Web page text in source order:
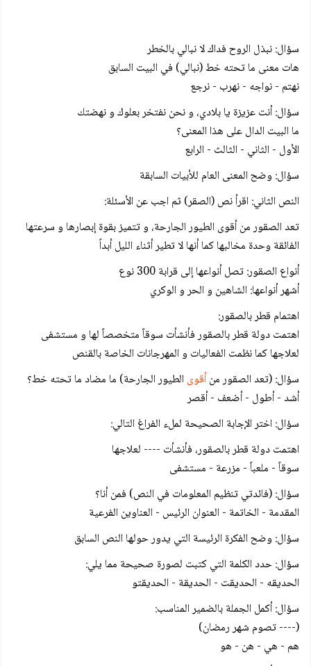
سؤال: نبذل الروح فداك لا نبالي بالخطر
هات معنى ما تحته خط (نبالي) في البيت السابق
نهتم - نواجه - نهرب - نرجع
سؤال: أنت عزيزة يا بلادي، و نحن نفتخر بعلوك و نهضتك
ما البيت الدال على هذا المعنى؟
الأول - الثاني - الثالث - الرابع
سؤال: وضح المعنى العام للأبيات السابقة
النص الثاني: اقرأ نص (الصقر) ثم اجب عن الأسئلة:
تعد الصقور من أقوى الطيور الجارحة، و تتميز بقوة إبصارها و سرعتها
الفائقة وحدة مخالبها كما أنها لا تطير أثناء الليل أبداً
أنواع الصقور: تصل أنواعها إلى قرابة 300 نوع
أشهر أنواعها: الشاهين و الحر و الوكري
اهتمام قطر بالصقور:
اهتمت دولة قطر بالصقور فأنشأت سوقاً متخصصاً لها و مستشفى
لعلاجها كما نظمت الفعاليات و المهرجانات الخاصة بالقنص
سؤال: (تعد الصقور منأقوى الطيور الجارحة) ما مضاد ما تحته خط؟
أشد - أطول - أضعف - أقصر
سؤال: اختر الإجابة الصحيحة لملء الفراغ التالي:
اهتمت دولة قطر بالصقور، فأنشأت ---- لعلاجها
سوقاً - ملعباً - مزرعة - مستشفى
سؤال: (فائدتي تنظيم المعلومات في النص) فمن أنا؟
المقدمة - الخاتمة - العنوان الرئيس - العناوين الفرعية
سؤال: وضح الفكرة الرئيسة التي يدور حولها النص السابق
سؤال: حدد الكلمة التي كتبت لصورة صحيحة مما يلي:
الحديقه - الحديقت - الحديقة - الحديقتو
سؤال: أكمل الجملة بالضمير المناسب:
(---- تصوم شهر رمضان)
هم - هي - هن - هو